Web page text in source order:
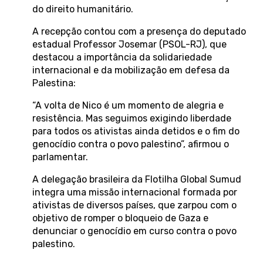
do direito humanitário.
A recepção contou com a presença do deputado
estadual Professor Josemar (PSOL-RJ), que
destacou a importância da solidariedade
internacional e da mobilização em defesa da
Palestina:
“A volta de Nico é um momento de alegria e
resistência. Mas seguimos exigindo liberdade
para todos os ativistas ainda detidos e o fim do
genocídio contra o povo palestino”, afirmou o
parlamentar.
A delegação brasileira da Flotilha Global Sumud
integra uma missão internacional formada por
ativistas de diversos países, que zarpou com o
objetivo de romper o bloqueio de Gaza e
denunciar o genocídio em curso contra o povo
palestino.